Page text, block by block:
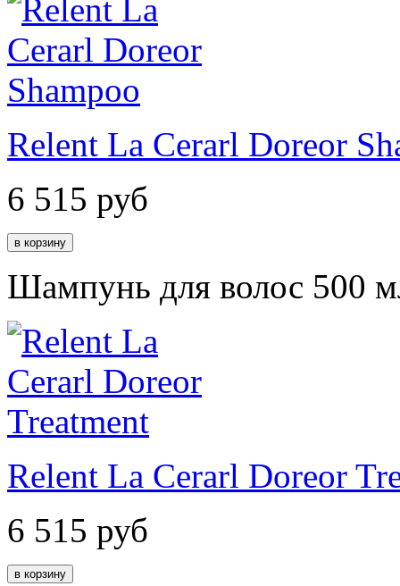
Relent La Cerarl Doreor
6 515 руб
Шампунь для волос 500
Relent La Cerarl Doreor
6 515 руб